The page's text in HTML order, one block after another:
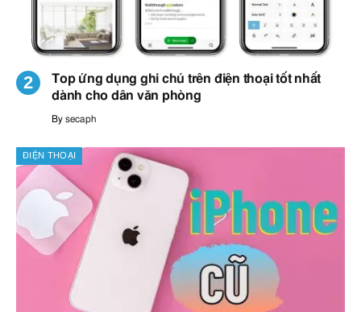
Top ứng dụng ghi chú trên điện thoại tốt nhất
dành cho dân văn phòng
By secaph
ĐIỆN THOẠI